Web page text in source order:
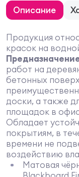
Описание
Продукция
красок на
работ на
бетонных
доски, а также
площадок в
Обладает
покрытиям, в
времени не
воздействию
Матовая